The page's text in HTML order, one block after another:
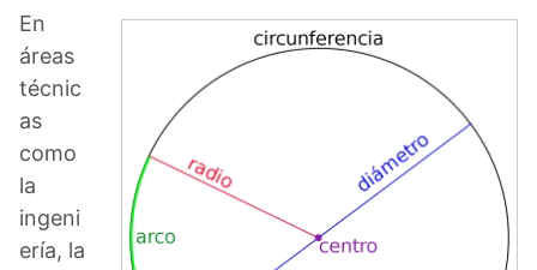
En
áreas
técnic
as
como
la
ingeni
ería, la